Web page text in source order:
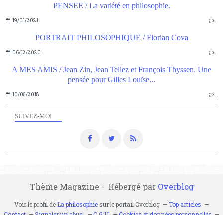
SUIVEZ-MOI
PENSEE / La variété en philosophie.
19/01/2021 …
PORTRAIT PHILOSOPHIQUE / Florian Cova
06/12/2020 …
A MES AMIS / Jean Zin, Jean Tellez et François Thyssen. Une
pensée pour Gilles Louïse...
10/05/2018 …
Thème Magazine - Hébergé par Overblog
Voir le profil de La philosophiesur le portail Overblog
Top articles